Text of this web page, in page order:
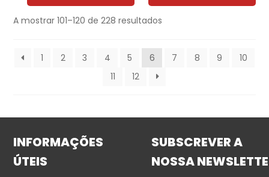
A mostrar 101–120 de 228 resultados
1 2 3 4 5 6 7 8 9
10
11
12
INFORMAÇÕES
ÚTEIS
SUBSCREVER A
NOSSA